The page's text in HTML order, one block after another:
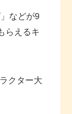
が
などが9
らえるキ
クター大